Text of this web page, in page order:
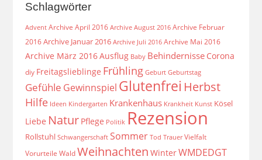
Schlagwörter
Advent Archive April 2016 Archive August 2016 Archive Februar
2016 Archive Januar 2016 Archive Juli 2016 Archive Mai 2016
Archive März 2016Ausflug Baby Behindernisse Corona
diy Freitagslieblinge Frühling Geburt Geburtstag
Gefühle Gewinnspiel Glutenfrei Herbst
Hilfe Ideen Kindergarten Krankenhaus Krankheit Kunst Kösel
Liebe Natur Pflege Politik Rezension
Rollstuhl Schwangerschaft Sommer Tod Trauer Vielfalt
Vorurteile Wald Weihnachten WinterWMDEDGT